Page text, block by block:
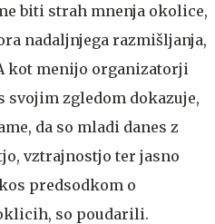
biti strah mnenja okolice,
nadaljnjega razmišljanja,
kot menijo organizatorji
svojim zgledom dokazuje,
da so mladi danes z
vztrajnostjo ter jasno
predsodkom o
so poudarili.